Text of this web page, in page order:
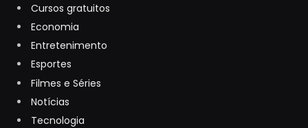
Cursos gratuitos
Economia
Entretenimento
Esportes
Filmes e Séries
Notícias
Tecnologia